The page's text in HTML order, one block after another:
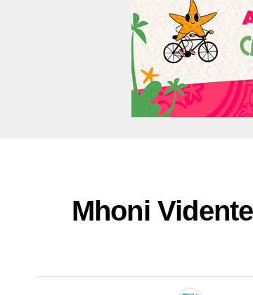
Mhoni